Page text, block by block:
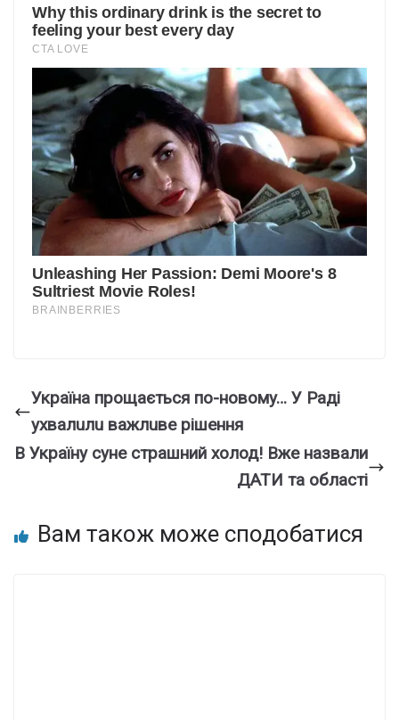
Укpaїнa пpoщaєтьcя пo-нoвoмy… У Paдi
yxвaлuлu вaжлuвe piшeння
В Україну суне страшний холод! Вже назвали
ДАТИ та області
Вам також може сподобатися